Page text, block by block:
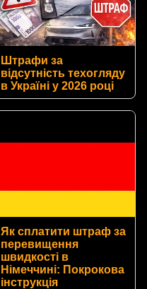
Штрафи за
відсутність техогляду
в Україні у 2026 році
Як сплатити штраф за
перевищення
швидкості в
Німеччині: Покрокова
інструкція